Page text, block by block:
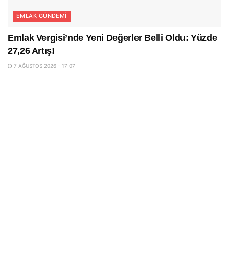
EMLAK GÜNDEMI
Emlak Vergisi’nde Yeni Değerler Belli Oldu: Yüzde
27,26 Artış!
7 AĞUSTOS 2026 - 17:07